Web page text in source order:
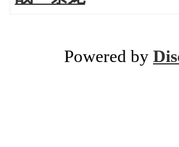
Powered by